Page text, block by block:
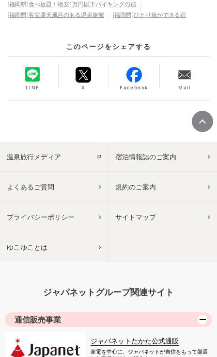
[福岡県]食べ放題！格安1万円以下バイキングの宿
[福岡県]客室露天風呂のある温泉旅館
[福岡県]ひとり旅ができる宿
このページをシェアする
LINE X Facebook Mail
温泉旅行メディア 宿泊情報誌のご案内
よくあるご質問 規約のご案内
プライバシーポリシー サイトマップ
ゆこゆことは
ジャパネットグループ関連サイト
通信販売事業
ジャパネットたかた公式通販
家電を中心に、ジャパネットが自信をもって厳選